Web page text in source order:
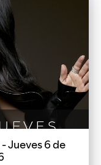
Jueves 6 de